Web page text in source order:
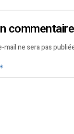
commentaire
mail ne sera pas
*